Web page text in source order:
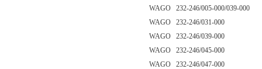
WAGO 232-246/005-000/039-000
WAGO 232-246/031-000
WAGO 232-246/039-000
WAGO 232-246/045-000
WAGO 232-246/047-000